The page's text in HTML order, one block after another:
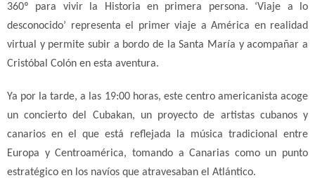
360º para vivir la Historia en primera persona. ‘Viaje a lo
desconocido’ representa el primer viaje a América en realidad
virtual y permite subir a bordo de la Santa María y acompañar a
Cristóbal Colón en esta aventura.
Ya por la tarde, a las 19:00 horas, este centro americanista acoge
un concierto del Cubakan, un proyecto de artistas cubanos y
canarios en el que está reflejada la música tradicional entre
Europa y Centroamérica, tomando a Canarias como un punto
estratégico en los navíos que atravesaban el Atlántico.